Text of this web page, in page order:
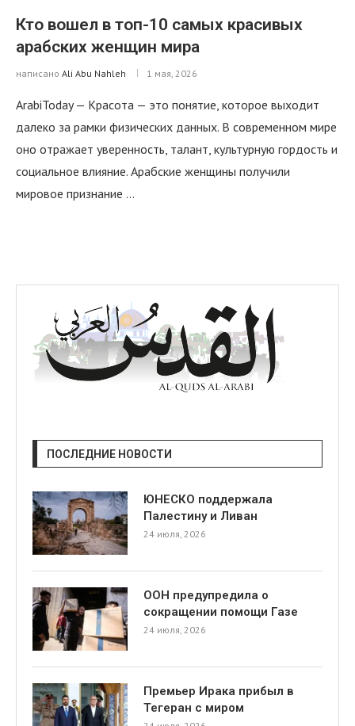
Кто вошел в топ-10 самых красивых
арабских женщин мира
написано Ali Abu Nahleh 1 мая, 2026
ArabiToday — Красота — это понятие, которое выходит
далеко за рамки физических данных. В современном мире
оно отражает уверенность, талант, культурную гордость и
социальное влияние. Арабские женщины получили
мировое признание …
ПОСЛЕДНИЕ НОВОСТИ
ЮНЕСКО поддержала
Палестину и Ливан
24 июля, 2026
ООН предупредила о
сокращении помощи Газе
24 июля, 2026
Премьер Ирака прибыл в
Тегеран с миром